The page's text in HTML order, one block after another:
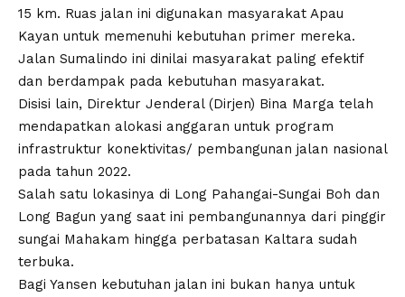
15 km. Ruas jalan ini digunakan masyarakat Apau
Kayan untuk memenuhi kebutuhan primer mereka.
Jalan Sumalindo ini dinilai masyarakat paling efektif
dan berdampak pada kebutuhan masyarakat.
Disisi lain, Direktur Jenderal (Dirjen) Bina Marga telah
mendapatkan alokasi anggaran untuk program
infrastruktur konektivitas/ pembangunan jalan nasional
pada tahun 2022.
Salah satu lokasinya di Long Pahangai-Sungai Boh dan
Long Bagun yang saat ini pembangunannya dari pinggir
sungai Mahakam hingga perbatasan Kaltara sudah
terbuka.
Bagi Yansen kebutuhan jalan ini bukan hanya untuk